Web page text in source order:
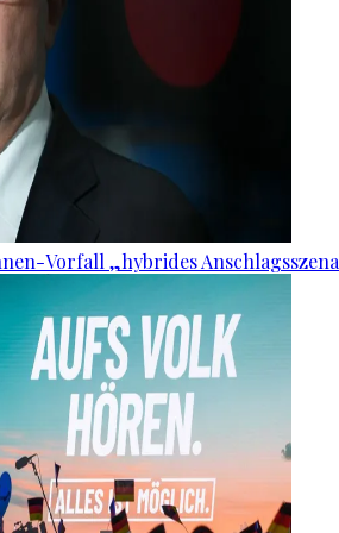
Vorfall „hybrides